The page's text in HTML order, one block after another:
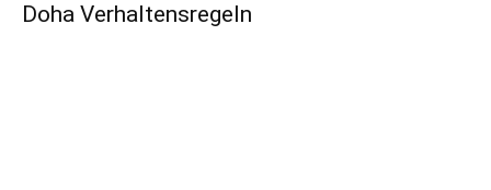
Doha Verhaltensregeln